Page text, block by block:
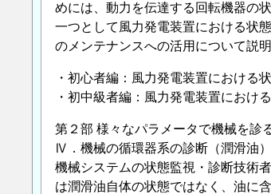
めには、動力を伝達する回転機器の
一つとして風力発電装置における状
のメンテナンスへの活用について説明
・初心者編：風力発電装置における
・初中級者編：風力発電装置におけ
第２部 様々なパラメータで機械を診
Ⅳ．機械の循環器系の診断（潤滑
機械システムの状態監視・診断技術
は潤滑油自体の状態ではなく、油に